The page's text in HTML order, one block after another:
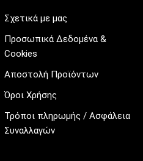
Σχετικά με μας
Προσωπικά Δεδομένα &
Cookies
Αποστολή Προϊόντων
Όροι Χρήσης
Τρόποι πληρωμής / Ασφάλεια
Συναλλαγών